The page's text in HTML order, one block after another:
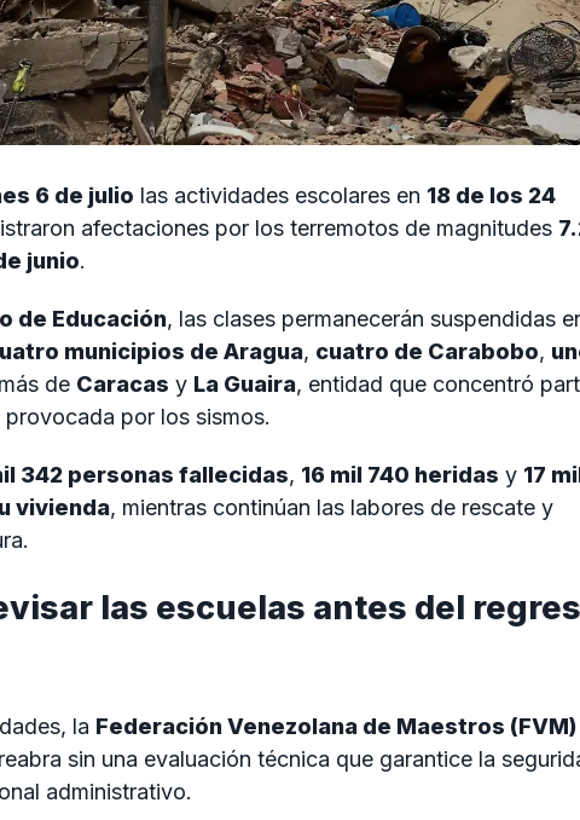
6 de julio las actividades escolares en 18 de los 24
afectaciones por los terremotos de magnitudes
junio.
de Educación, las clases permanecerán suspendidas
municipios de Aragua, cuatro de Carabobo,
de Caracas y La Guaira, entidad que concentró
por los sismos.
342 personas fallecidas, 16 mil 740 heridas y 17
vivienda, mientras continúan las labores de rescate y
las escuelas antes del
la Federación Venezolana de Maestros (FVM)
sin una evaluación técnica que garantice la
administrativo.